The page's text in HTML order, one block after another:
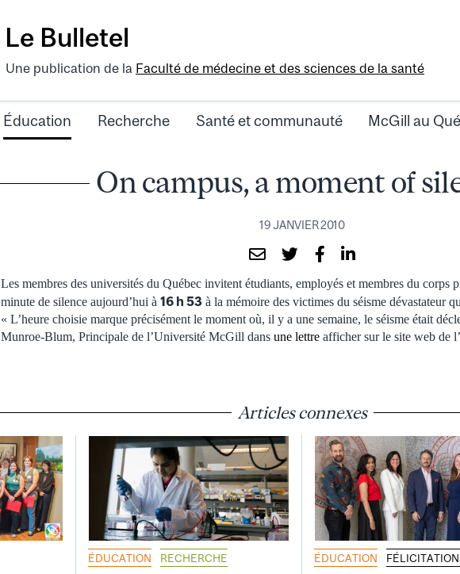
Le Bulletel
Une publication de la Faculté de médecine et des sciences de la santé
Éducation Recherche Santé et communauté McGill au
On campus, a moment of
19 JANVIER 2010
Les membres des universités du Québec invitent étudiants, employés et membres du corps
minute de silence aujourd’hui à 16 h 53 à la mémoire des victimes du séisme dévastateur
« L’heure choisie marque précisément le moment où, il y a une semaine, le séisme était
Munroe-Blum, Principale de l’Université McGill dans une lettre afficher sur le site web de
Articles connexes
ÉDUCATION RECHERCHE ÉDUCATION